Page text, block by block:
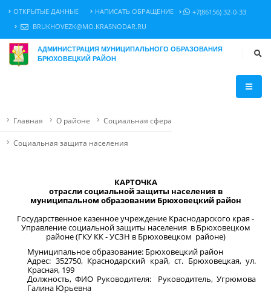
ОТКРЫТЫЕ ДАННЫЕ НАПИСАТЬ ОБРАЩЕНИЕ
+7(86156) 32-0-33
BRUKHOVEZK@MO.KRASNODAR.RU
АДМИНИСТРАЦИЯ МУНИЦИПАЛЬНОГО ОБРАЗОВАНИЯ
БРЮХОВЕЦКИЙ РАЙОН
Главная О районе Социальная сфера
Социальная защита населения
КАРТОЧКА
отрасли социальной защиты населения в
муниципальном образовании Брюховецкий район
Государственное казенное учреждение Краснодарского края -
Управление социальной защиты населения в Брюховецком
районе (ГКУ КК - УСЗН в Брюховецком районе)
Муниципальное образование: Брюховецкий район
Адрес: 352750, Краснодарский край, ст. Брюховецкая, ул.
Красная, 199
Должность, ФИО Руководителя: Руководитель, Угрюмова
Галина Юрьевна